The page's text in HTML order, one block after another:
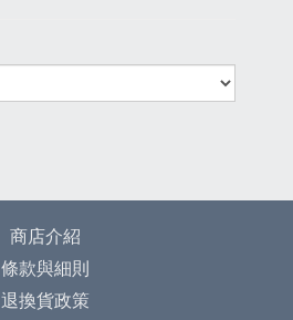
商店介紹
條款與細則
退換貨政策